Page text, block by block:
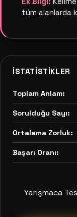
tüm alanlarda
İSTATISTIKLER
Toplam Anlam:
Sorulduğu Sayı:
Ortalama Zorluk:
Başarı Oranı:
Yarışmaca